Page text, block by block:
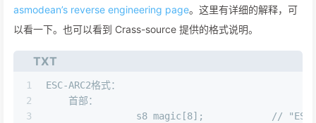
asmodean’s reverse engineering page。这里有详细的解释，可
以看一下。也可以看到 Crass-source 提供的格式说明。
TXT
1
2
3
ESC-ARC2格式：
    首部：
s8 magic[8];